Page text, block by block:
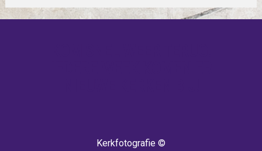
Kerkfotografie ©